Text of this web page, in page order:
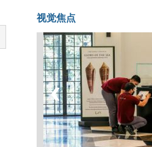
视觉焦点
菲律宾：防疫降级
‹